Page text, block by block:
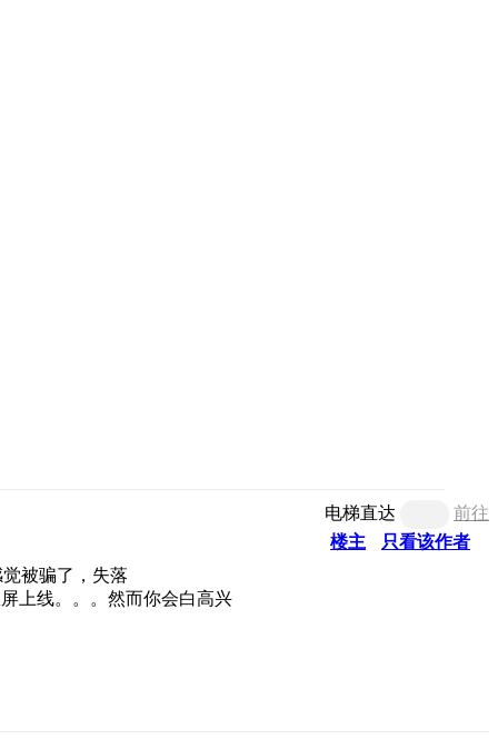
电梯直达
前往
楼主
只看该作者
被骗了，失落